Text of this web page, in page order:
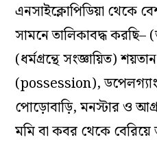
এনসাইক্লোপিডিয়া থেকে
সামনে তালিকাবদ্ধ করছি–
(ধর্মগ্রন্থে সংজ্ঞায়িত)
(possession),
পোড়োবাড়ি, মনস্টার ও
মমি বা কবর থেকে